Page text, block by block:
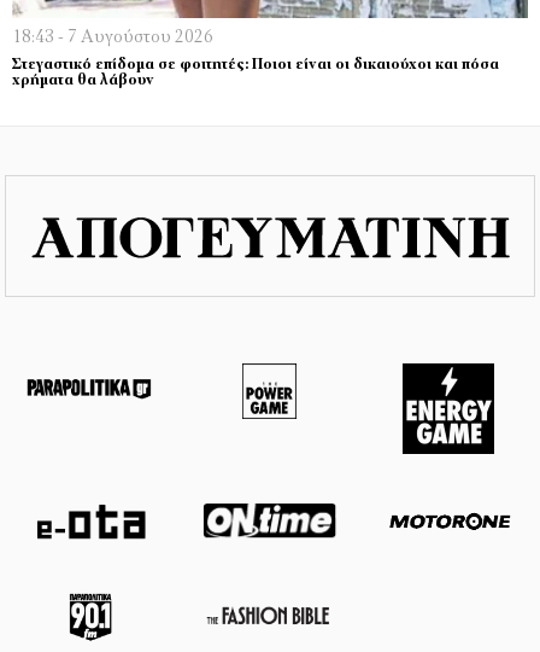
18:43 - 7 Αυγούστου 2026
Στεγαστικό επίδομα σε φοιτητές: Ποιοι είναι οι δικαιούχοι και πόσα
χρήματα θα λάβουν